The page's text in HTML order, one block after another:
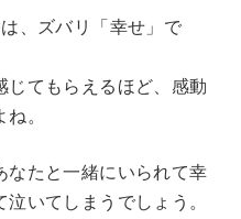
、ズバリ「幸せ」で
じてもらえるほど、感動
。
なたと一緒にいられて幸
いてしまうでしょう。